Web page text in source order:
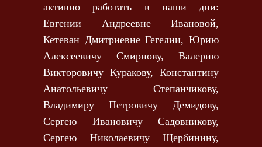
активно работать в наши дни:
Евгении Андреевне Ивановой,
Кетеван Дмитриевне Гегелии, Юрию
Алексеевичу Смирнову, Валерию
Викторовичу Куракову, Константину
Анатольевичу Степанчикову,
Владимиру Петровичу Демидову,
Сергею Ивановичу Садовникову,
Сергею Николаевичу Щербинину,